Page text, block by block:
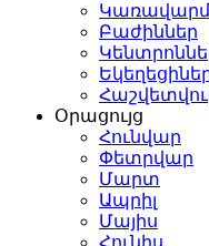
Բաժիններ
Օրացույց
Հունվար
Փետրվար
Մարտ
Ապրիլ
Մայիս
Հունիս